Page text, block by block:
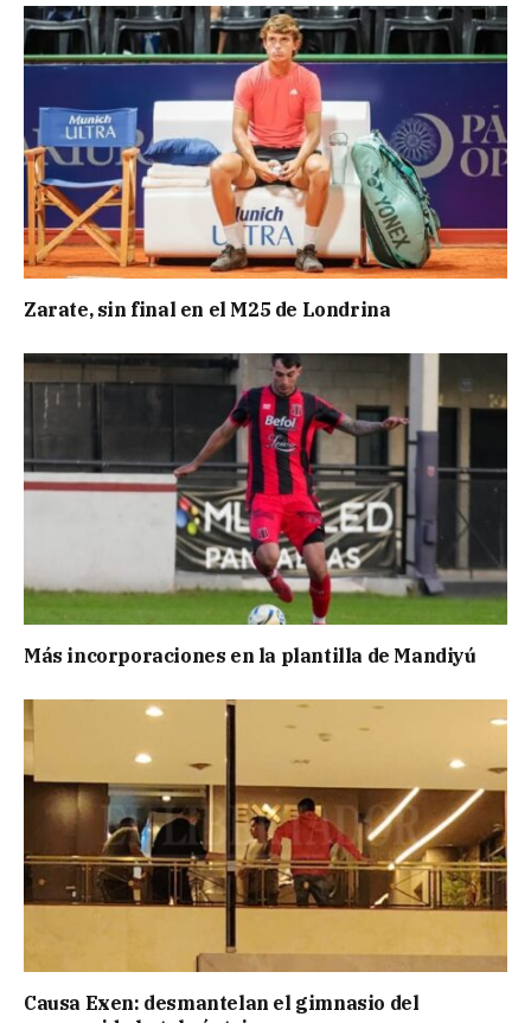
Zarate, sin final en el M25 de Londrina
Más incorporaciones en la plantilla de Mandiyú
Causa Exen: desmantelan el gimnasio del